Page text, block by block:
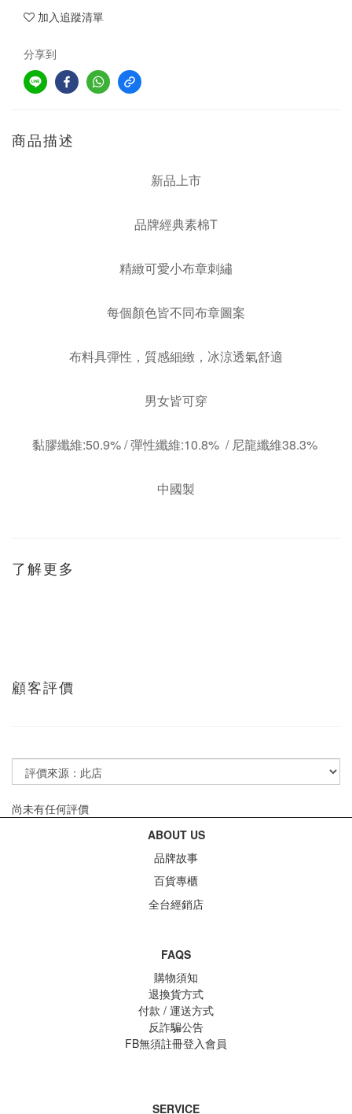
加入追蹤清單
分享到
商品描述
新品上市
品牌經典素棉T
精緻可愛小布章刺繡
每個顏色皆不同布章圖案
布料具彈性，質感細緻，冰涼透氣舒適
男女皆可穿
黏膠纖維:50.9% / 彈性纖維:10.8% / 尼龍纖維38.3%
中國製
了解更多
顧客評價
尚未有任何評價
ABOUT US
品牌故事
百貨專櫃
全台經銷店
FAQS
購物須知
退換貨方式
付款 / 運送方式
反詐騙公告
FB無須註冊登入會員
SERVICE